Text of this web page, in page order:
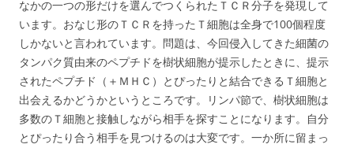
なかの一つの形だけを選んでつくられたＴＣＲ分子を発現して
います。おなじ形のＴＣＲを持ったＴ細胞は全身で100個程度
しかないと言われています。問題は、今回侵入してきた細菌の
タンパク質由来のペプチドを樹状細胞が提示したときに、提示
されたペプチド（＋ＭＨＣ）とぴったりと結合できるＴ細胞と
出会えるかどうかというところです。リンパ節で、樹状細胞は
多数のＴ細胞と接触しながら相手を探すことになります。自分
とぴったり合う相手を見つけるのは大変です。一か所に留まっ